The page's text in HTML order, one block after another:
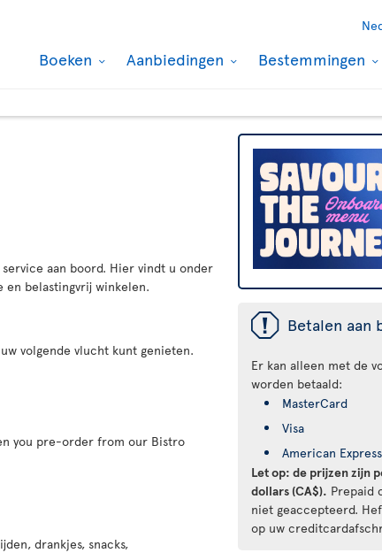
Boeken Aanbiedingen Bestemmingen
aan boord. Hier vindt u onder
belastingvrij winkelen.
volgende vlucht kunt genieten.
you pre-order from our Bistro
drankjes, snacks,
ü Betalen aan
Er kan alleen met de
worden betaald:
MasterCard
Visa
American Express
Let op: de prijzen zijn
dollars (CA$). Prepaid
niet geaccepteerd.
op uw